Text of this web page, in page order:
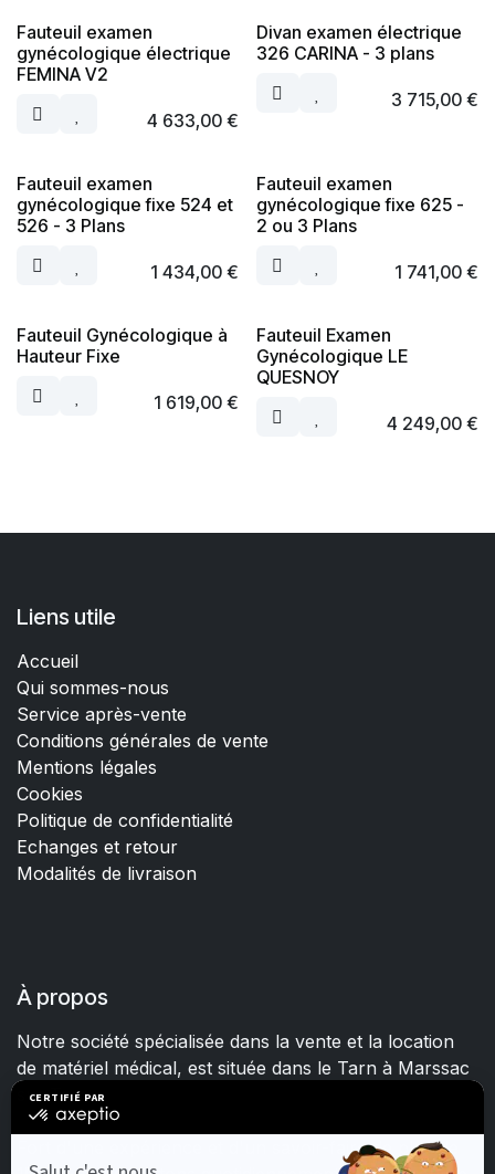
Fauteuil examen
gynécologique électrique
FEMINA V2
4 633,00€
Divan examen électrique
326 CARINA - 3 plans
3 715,00€
Fauteuil examen
gynécologique fixe 524 et
526 - 3 Plans
1 434,00€
Fauteuil examen
gynécologique fixe 625 -
2 ou 3 Plans
1 741,00€
Fauteuil Gynécologique à
Hauteur Fixe
1 619,00€
Fauteuil Examen
Gynécologique LE
QUESNOY
4 249,00€
Liens utile
Accueil
Qui sommes-nous
Service après-vente
Conditions générales de vente
Mentions légales
Cookies
Politique de confidentialité
Echanges et retour
Modalités de livraison
À propos
Notre société spécialisée dans la vente et la location
de matériel médical, est située dans le Tarn à Marssac
sur Tarn.
Fort d'une expérience et d'un savoir-faire de plus de